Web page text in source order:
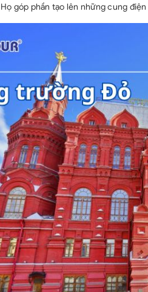
góp phần tạo lên những cung